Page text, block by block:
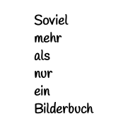
Soviel
mehr
als
nur
ein
Bilderbuch